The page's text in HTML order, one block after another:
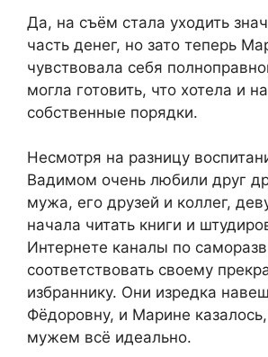
Да, на съём стала уходить
часть денег, но зато теперь
чувствовала себя
могла готовить, что хотела и
собственные порядки.
Несмотря на разницу
Вадимом очень любили друг
мужа, его друзей и коллег,
начала читать книги и
Интернете каналы по
соответствовать своему
избраннику. Они изредка
Фёдоровну, и Марине
мужем всё идеально.